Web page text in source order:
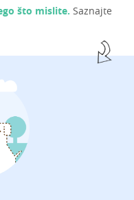
što mislite. Saznajte